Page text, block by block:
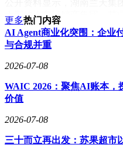
大型的汽车经销商集团。其
后维修、汽车金融、二手车
汽车经销商百强榜，在行业
面对网络上的不实传言，兰
各界人士前往门店实地了解
和疑虑。
更多热门内容
AI Agent商业化突围：企
与合规并重
2026-07-08
WAIC 2026：聚焦AI账本，
价值
2026-07-08
三十而立再出发：苏果超市